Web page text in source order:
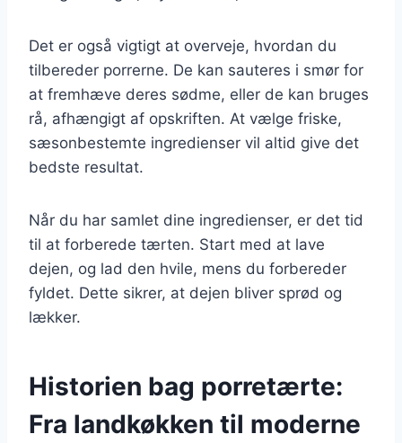
Det er også vigtigt at overveje, hvordan du
tilbereder porrerne. De kan sauteres i smør for
at fremhæve deres sødme, eller de kan bruges
rå, afhængigt af opskriften. At vælge friske,
sæsonbestemte ingredienser vil altid give det
bedste resultat.
Når du har samlet dine ingredienser, er det tid
til at forberede tærten. Start med at lave
dejen, og lad den hvile, mens du forbereder
fyldet. Dette sikrer, at dejen bliver sprød og
lækker.
Historien bag porretærte:
Fra landkøkken til moderne